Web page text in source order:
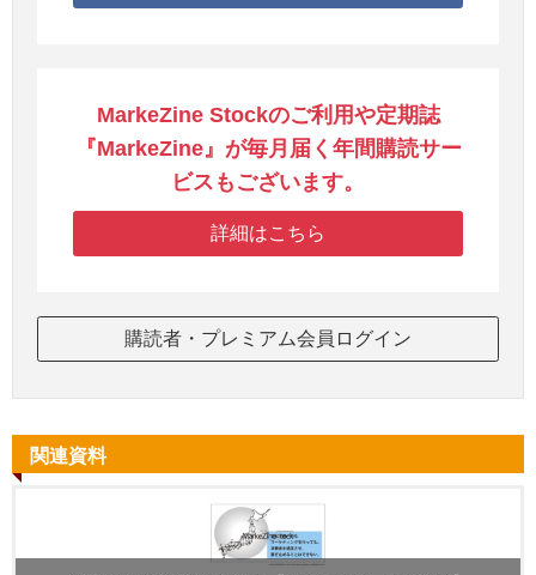
MarkeZine Stockのご利用や定期誌
『MarkeZine』が毎月届く年間購読サー
ビスもございます。
詳細はこちら
購読者・プレミアム会員ログイン
関連資料